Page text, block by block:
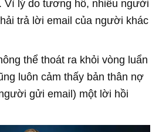
Vì lý do tương hỗ, nhiều người
trả lời email của người khác
thể thoát ra khỏi vòng luẩn
luôn cảm thấy bản thân nợ
gửi email) một lời hồi